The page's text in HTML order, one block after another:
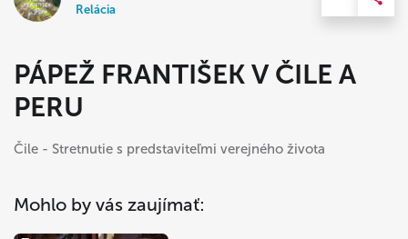
Relácia
PÁPEŽ FRANTIŠEK V ČILE A
PERU
Čile - Stretnutie s predstaviteľmi verejného života
Mohlo by vás zaujímať: